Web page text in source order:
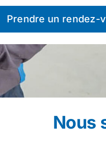
Prendre un rendez-
Nous